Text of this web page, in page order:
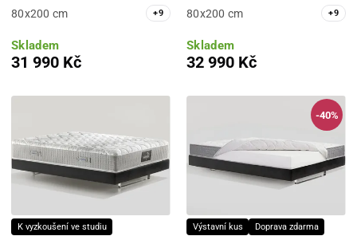
80x200 cm +9
Skladem
31 990 Kč
80x200 cm +9
Skladem
32 990 Kč
K vyzkoušení ve studiu
-40%
Výstavní kus Doprava zdarma